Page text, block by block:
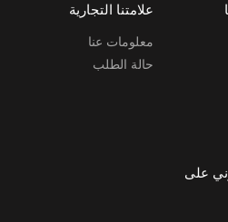
علامتنا التجارية
معلومات عنا
حالة الطلب
على